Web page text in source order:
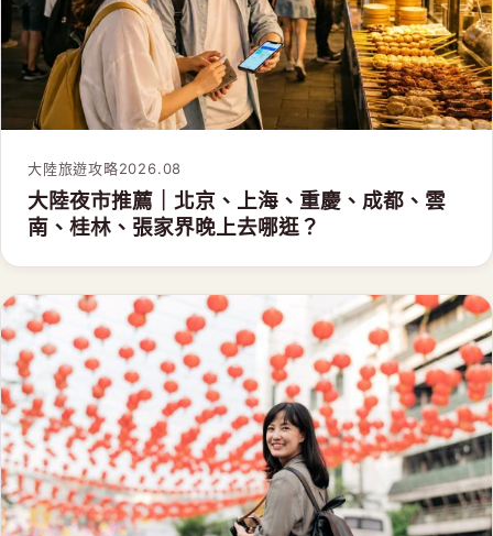
大陸旅遊攻略2026.08
大陸夜市推薦｜北京、上海、重慶、成都、雲
南、桂林、張家界晚上去哪逛？